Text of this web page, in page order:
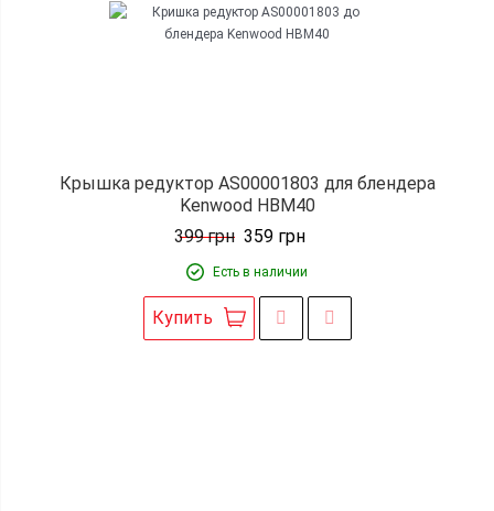
Крышка редуктор AS00001803 для блендера
Kenwood HBM40
399грн 359 грн
Есть в наличии
Купить